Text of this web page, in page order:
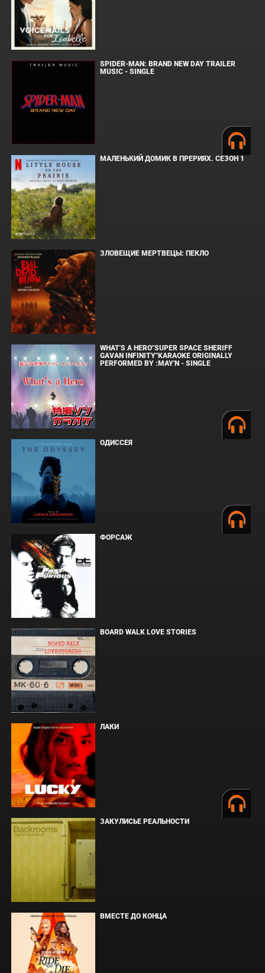
SPIDER-MAN: BRAND NEW DAY TRAILER
MUSIC - SINGLE
МАЛЕНЬКИЙ ДОМИК В ПРЕРИЯХ. СЕЗОН 1
ЗЛОВЕЩИЕ МЕРТВЕЦЫ: ПЕКЛО
WHAT'S A HERO"SUPER SPACE SHERIFF
GAVAN INFINITY"KARAOKE ORIGINALLY
PERFORMED BY :MAY'N - SINGLE
ОДИССЕЯ
ФОРСАЖ
BOARD WALK LOVE STORIES
ЛАКИ
ЗАКУЛИСЬЕ РЕАЛЬНОСТИ
ВМЕСТЕ ДО КОНЦА